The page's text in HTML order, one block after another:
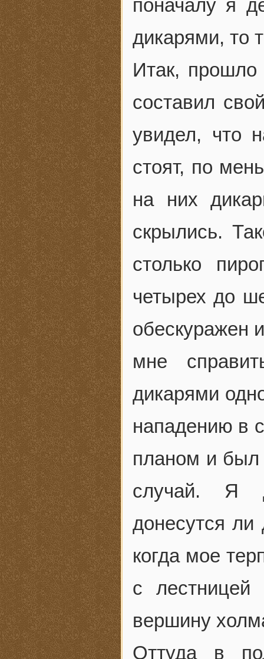
поначалу я
дикарями, то
Итак, прошло
составил
увидел, что
стоят, по
на них
скрылись.
столько
четырех до
обескуражен
мне
дикарями
нападению в
планом и был
случай. Я
донесутся ли
когда мое
с
вершину
Оттуда в